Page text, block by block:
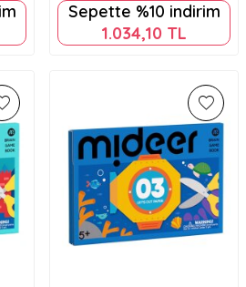
Sepette %10 indirim
1.034,10 TL